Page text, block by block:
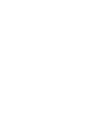
。 讓您購物簡單